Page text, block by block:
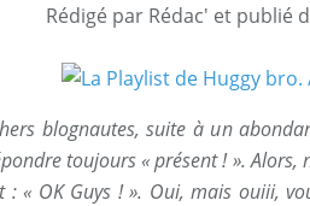
Rédigé par Rédac' et publié
blognautes, suite à un
toujours « présent ! ». Alors,
« OK Guys ! ». Oui, mais ouiii,